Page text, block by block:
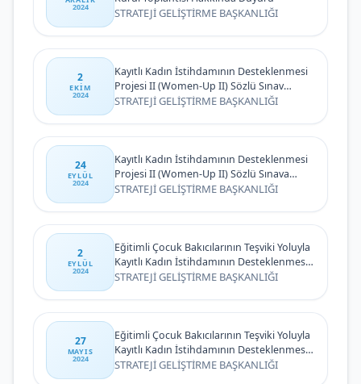
2024 STRATEJİ GELİŞTİRME BAŞKANLIĞI
2
EKIM
2024
Kayıtlı Kadın İstihdamının Desteklenmesi
Projesi II (Women-Up II) Sözlü Sınav
Sonuç İlanı
STRATEJİ GELİŞTİRME BAŞKANLIĞI
24
EYLÜL
2024
Kayıtlı Kadın İstihdamının Desteklenmesi
Projesi II (Women-Up II) Sözlü Sınava
Davet İlanı
STRATEJİ GELİŞTİRME BAŞKANLIĞI
2
EYLÜL
2024
Eğitimli Çocuk Bakıcılarının Teşviki Yoluyla
Kayıtlı Kadın İstihdamının Desteklenmesi
Projesi II Ek Sözleşmeli Personel Seçme
STRATEJİ GELİŞTİRME BAŞKANLIĞI
27
MAYIS
2024
Eğitimli Çocuk Bakıcılarının Teşviki Yoluyla
Kayıtlı Kadın İstihdamının Desteklenmesi
Projesi II (EDU-CARE II) Sözleşmeli
STRATEJİ GELİŞTİRME BAŞKANLIĞI